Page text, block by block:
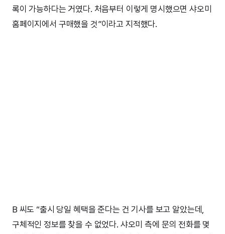
록이 가능하다는 거였다. 처음부터 이렇게 명시했으면 샤오미
홈페이지에서 구매했을 것”이라고 지적했다.
B 씨도 “출시 당일 혜택을 준다는 건 기사를 보고 알았는데,
구체적인 정보를 찾을 수 없었다. 샤오미 측에 문의 전화를 몇